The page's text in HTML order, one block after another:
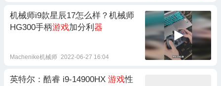
机械师i9款星辰17怎么样？机械师
HG300手柄游戏加分利 器
Machenike机械师 2022-06-27 16:04
英特尔：酷睿 i9-14900HX 游戏性